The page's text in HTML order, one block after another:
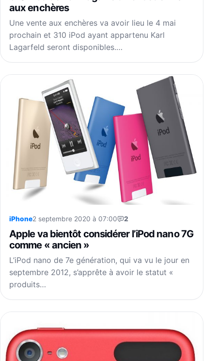
aux enchères
Une vente aux enchères va avoir lieu le 4 mai
prochain et 310 iPod ayant appartenu Karl
Lagarfeld seront disponibles.…
iPhone2 septembre 2020 à 07:00 2
Apple va bientôt considérer l’iPod nano 7G
comme « ancien »
L’iPod nano de 7e génération, qui va vu le jour en
septembre 2012, s’apprête à avoir le statut «
produits…